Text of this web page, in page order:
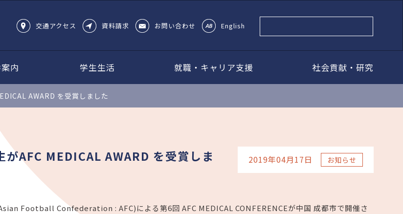
交通アクセス 資料請求 お問い合わせ English
内 学生生活 就職・キャリア支援 社会貢献・研究
AWARD を受賞しました
がAFC MEDICAL AWARD を受賞しま
2019年04月17日 お知らせ
Football Confederation : AFC)による第6回 AFC MEDICAL CONFERENCEが中国 成都市で開催さ